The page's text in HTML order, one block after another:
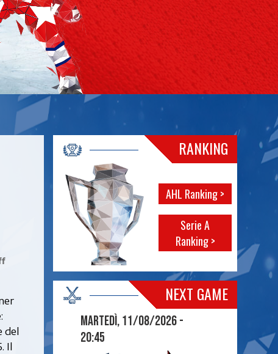
del
Il
RANKING
AHL Ranking >
Serie A
Ranking >
NEXT GAME
Martedì, 11/08/2026 -
20:45